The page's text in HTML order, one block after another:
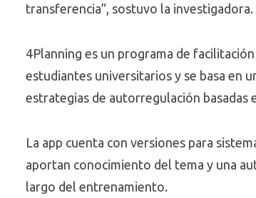
transferencia”, sostuvo la investigadora.
4Planning es un programa de
estudiantes universitarios y se basa en
estrategias de autorregulación basadas
La app cuenta con versiones para
aportan conocimiento del tema y una
largo del entrenamiento.